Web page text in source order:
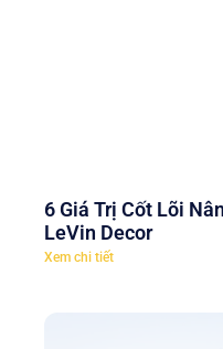
6 Giá Trị Cốt Lõi
LeVin Decor
Xem chi tiết